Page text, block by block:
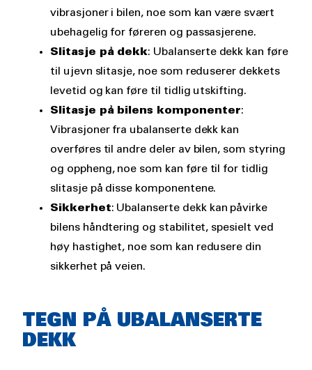
vibrasjoner i bilen, noe som kan være svært
ubehagelig for føreren og passasjerene.
Slitasje på dekk: Ubalanserte dekk kan føre
til ujevn slitasje, noe som reduserer dekkets
levetid og kan føre til tidlig utskifting.
Slitasje på bilens komponenter:
Vibrasjoner fra ubalanserte dekk kan
overføres til andre deler av bilen, som styring
og oppheng, noe som kan føre til for tidlig
slitasje på disse komponentene.
Sikkerhet: Ubalanserte dekk kan påvirke
bilens håndtering og stabilitet, spesielt ved
høy hastighet, noe som kan redusere din
sikkerhet på veien.
TEGN PÅ UBALANSERTE
DEKK